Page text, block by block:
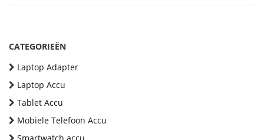
CATEGORIEËN
Laptop Adapter
Laptop Accu
Tablet Accu
Mobiele Telefoon Accu